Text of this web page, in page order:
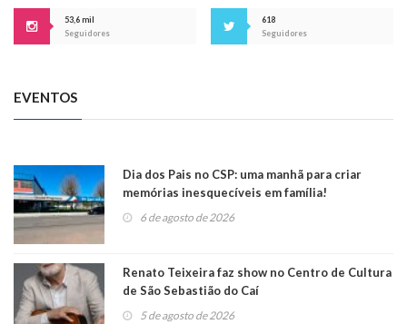
53,6 mil
Seguidores
618
Seguidores
EVENTOS
Dia dos Pais no CSP: uma manhã para criar
memórias inesquecíveis em família!
6 de agosto de 2026
Renato Teixeira faz show no Centro de Cultura
de São Sebastião do Caí
5 de agosto de 2026